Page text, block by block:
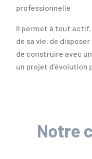
professionnelle
Il permet à tout actif,
de sa vie, de
de construire avec
un projet d’évolution
Notre